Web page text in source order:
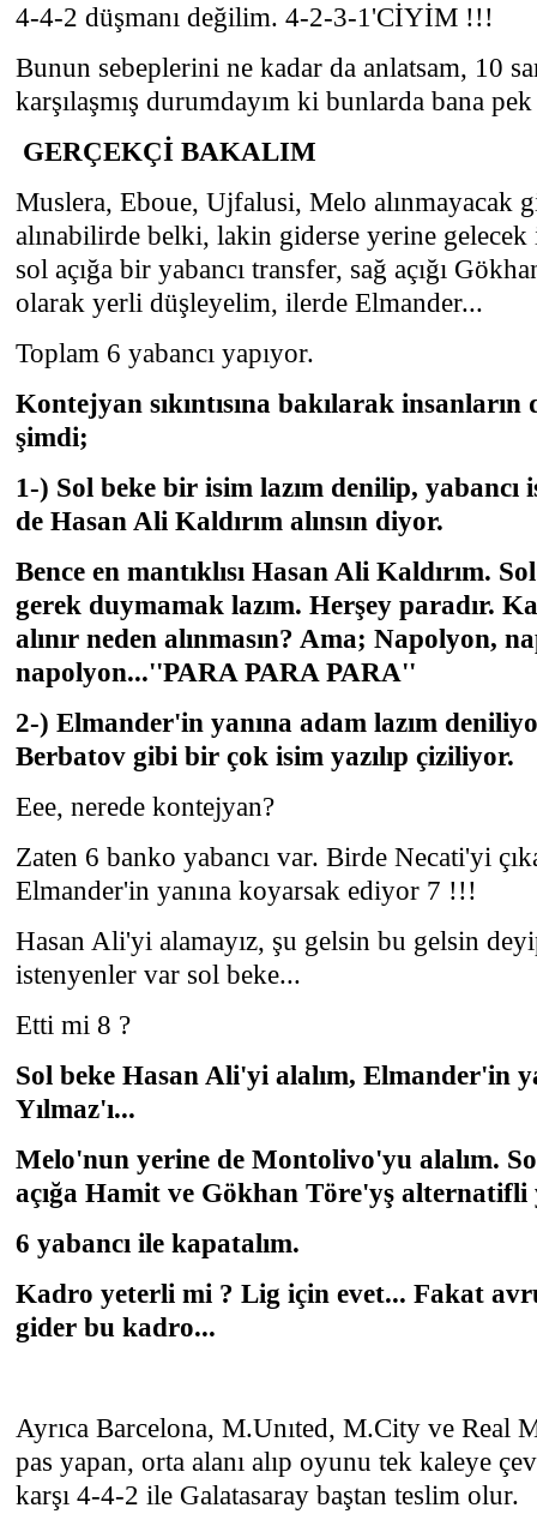
4-4-2 düşmanı değilim. 4-2-3-1'CİYİM !!!
Bunun sebeplerini ne kadar da anlatsam, 10
karşılaşmış durumdayım ki bunlarda bana
GERÇEKÇİ BAKALIM
Muslera, Eboue, Ujfalusi, Melo alınmayacak
alınabilirde belki, lakin giderse yerine gelecek
sol açığa bir yabancı transfer, sağ açığı
olarak yerli düşleyelim, ilerde Elmander...
Toplam 6 yabancı yapıyor.
Kontejyan sıkıntısına bakılarak
şimdi;
1-) Sol beke bir isim lazım denilip,
de Hasan Ali Kaldırım alınsın diyor.
Bence en mantıklısı Hasan Ali Kaldırım.
gerek duymamak lazım. Herşey paradır.
alınır neden alınmasın? Ama; Napolyon,
napolyon...''PARA PARA PARA''
2-) Elmander'in yanına adam lazım
Berbatov gibi bir çok isim yazılıp çiziliyor.
Eee, nerede kontejyan?
Zaten 6 banko yabancı var. Birde Necati'yi
Elmander'in yanına koyarsak ediyor 7 !!!
Hasan Ali'yi alamayız, şu gelsin bu gelsin
istenyenler var sol beke...
Etti mi 8 ?
Sol beke Hasan Ali'yi alalım, Elmander'in
Yılmaz'ı...
Melo'nun yerine de Montolivo'yu alalım.
açığa Hamit ve Gökhan Töre'yş alternatifli
6 yabancı ile kapatalım.
Kadro yeterli mi ? Lig için evet... Fakat
gider bu kadro...
Ayrıca Barcelona, M.Unıted, M.City ve Real
pas yapan, orta alanı alıp oyunu tek kaleye
karşı 4-4-2 ile Galatasaray baştan teslim olur.